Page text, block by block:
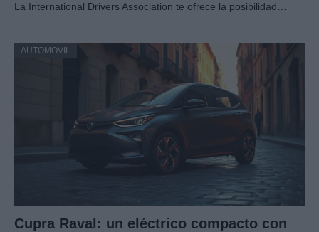
La International Drivers Association te ofrece la posibilidad…
AUTOMOVIL
Cupra Raval: un eléctrico compacto con